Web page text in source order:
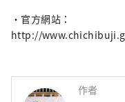
・官方網站：
http://
作者